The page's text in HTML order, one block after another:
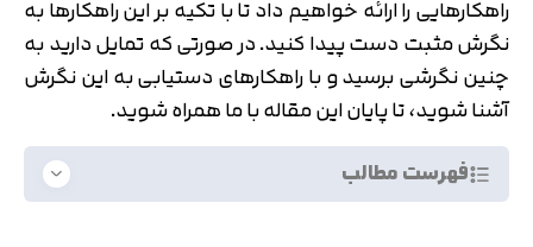
راهکارهایی را ارائه خواهیم داد تا با تکیه بر این راهکارها به
نگرش مثبت دست پیدا کنید. در صورتی که تمایل دارید به
چنین نگرشی برسید و با راهکارهای دستیابی به این نگرش
آشنا شوید، تا پایان این مقاله با ما همراه شوید.
فهرست مطالب